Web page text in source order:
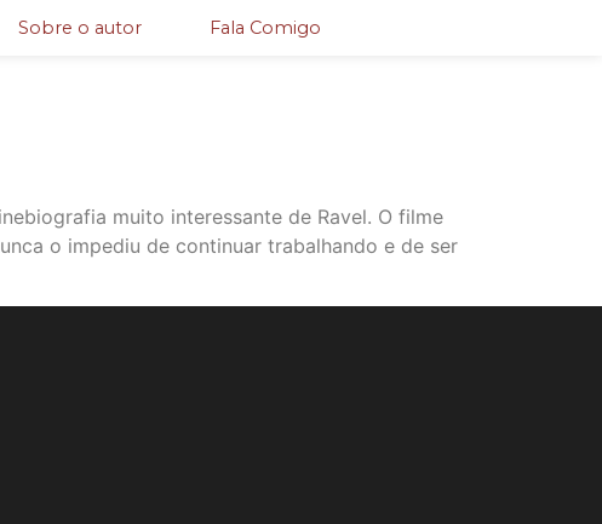
Sobre o autor Fala Comigo
muito interessante de Ravel. O filme
o impediu de continuar trabalhando e de ser